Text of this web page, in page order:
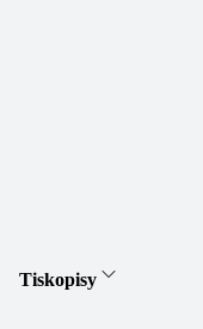
Tiskopisy